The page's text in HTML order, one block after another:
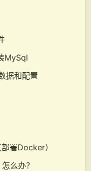
MySql
据和配置
署Docker）
么办？